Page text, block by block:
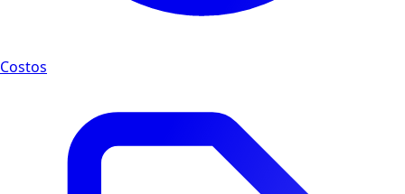
Costos